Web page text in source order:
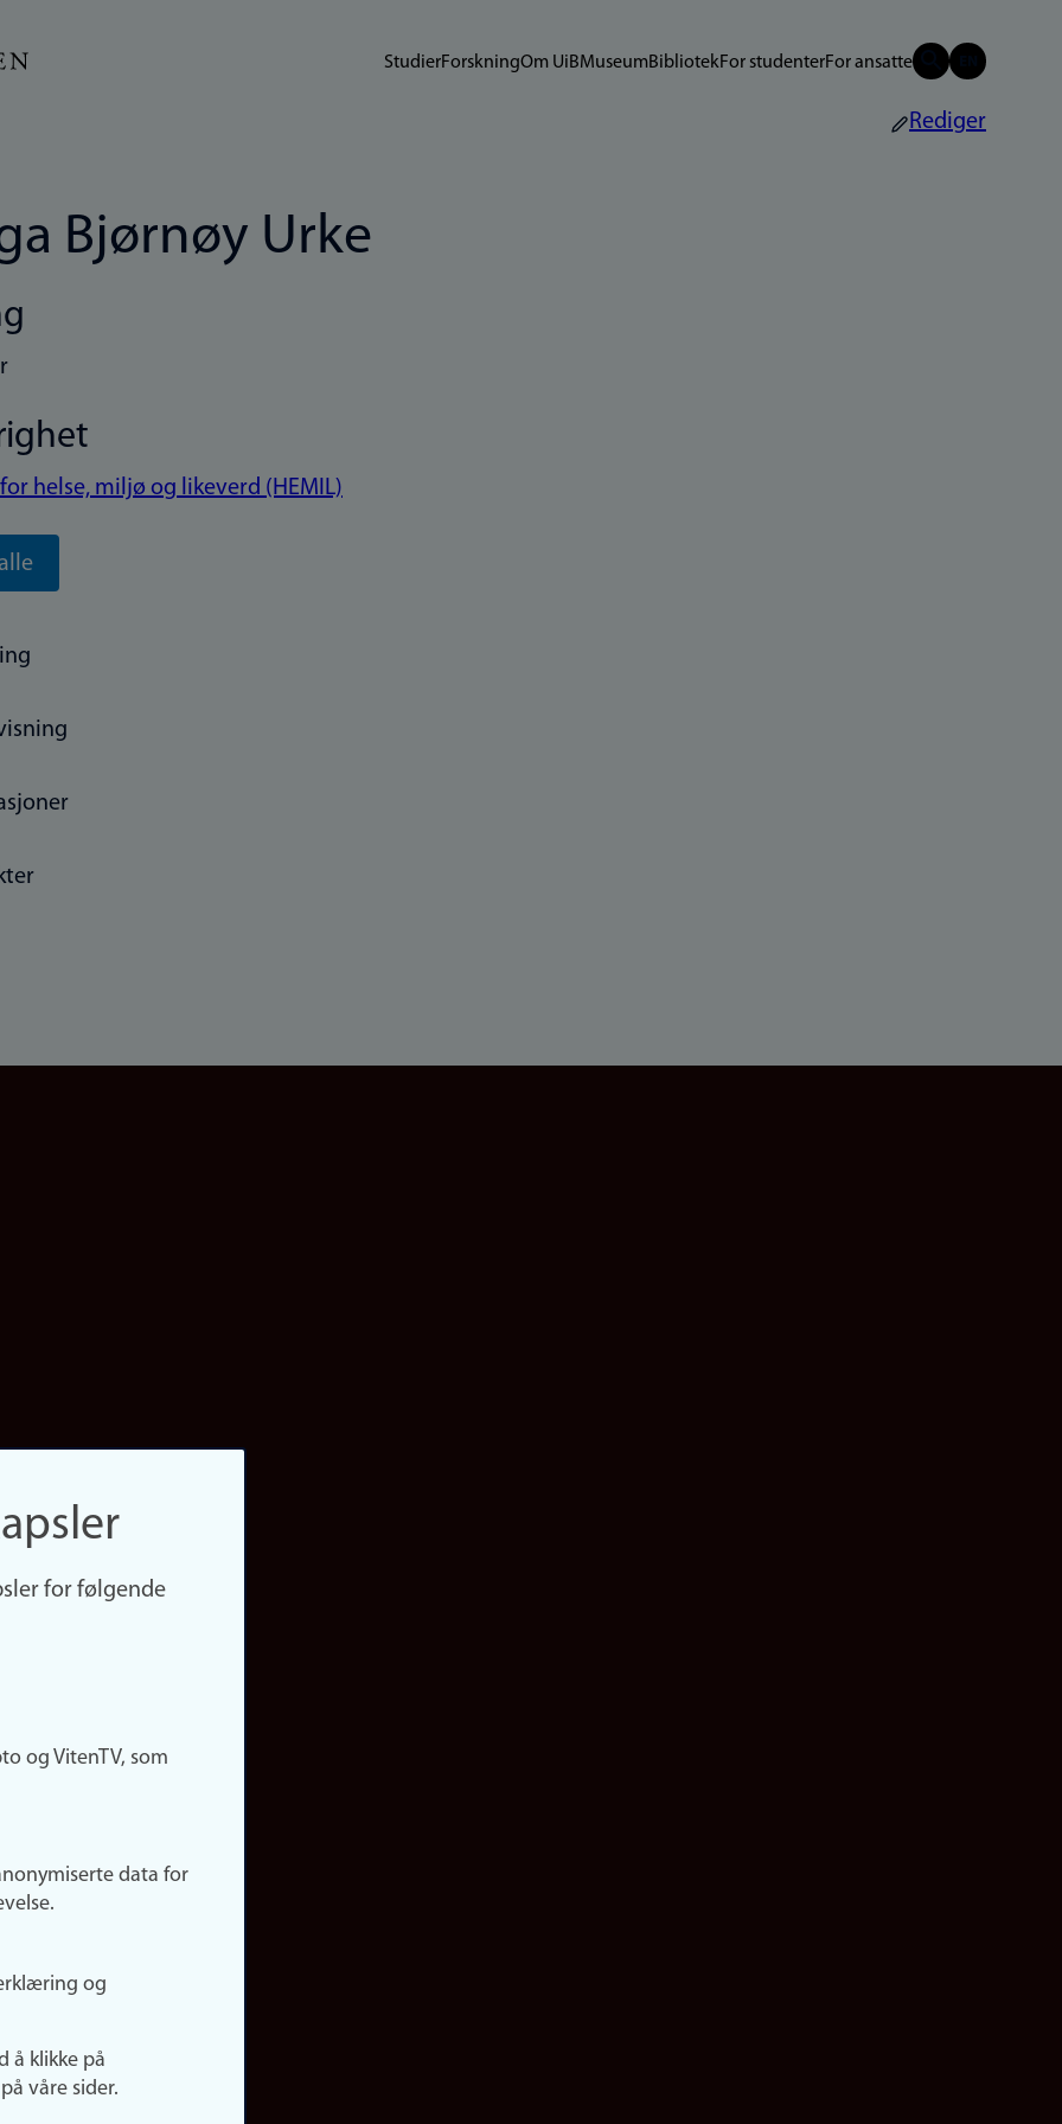
StudierForskningOm UiBMuseumBibliotekFor studenterFor ansatte
Rediger
Bjørnøy Urke
helse, miljø og likeverd (HEMIL)
for følgende
og VitenTV, som
data for
og
å klikke på
våre sider.